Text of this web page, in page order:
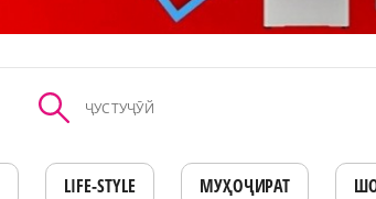
LIFE-STYLE МУҲОҶИРАТ